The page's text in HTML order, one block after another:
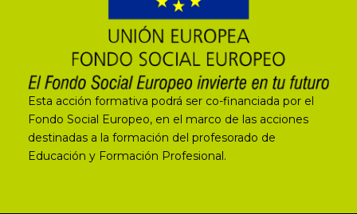
Esta acción formativa podrá ser co-financiada por el
Fondo Social Europeo, en el marco de las acciones
destinadas a la formación del profesorado de
Educación y Formación Profesional.